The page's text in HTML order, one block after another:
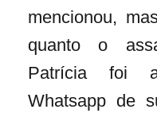
mencionou,
quanto o
Patrícia foi
Whatsapp de